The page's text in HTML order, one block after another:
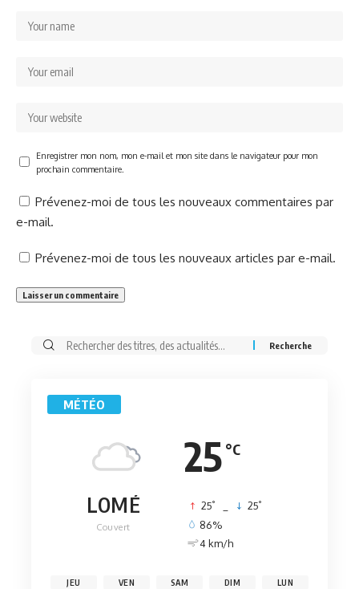
Enregistrer mon nom, mon e-mail et mon site dans le navigateur pour mon
prochain commentaire.
Prévenez-moi de tous les nouveaux commentaires par
e-mail.
Prévenez-moi de tous les nouveaux articles par e-mail.
Rechercher:
MÉTÉO
25 °C
LOMÉ
Couvert
25° 25°
86%
4 km/h
JEU VEN SAM DIM LUN